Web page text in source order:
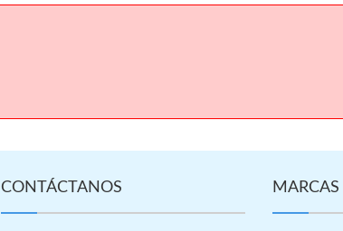
CONTÁCTANOS MARCAS